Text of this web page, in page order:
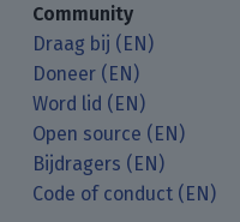
Community
Draag bij (EN)
Doneer (EN)
Word lid (EN)
Open source (EN)
Bijdragers (EN)
Code of conduct (EN)